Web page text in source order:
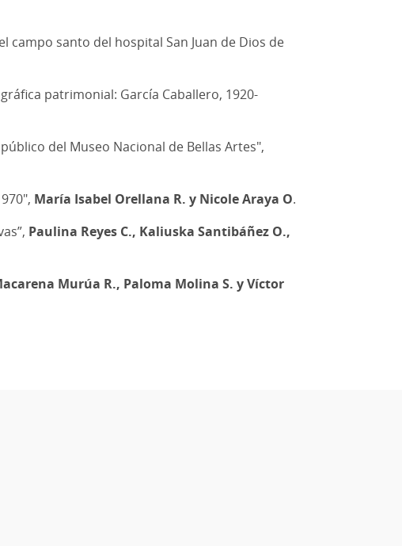
santo del hospital San Juan de Dios de
patrimonial: García Caballero, 1920-
del Museo Nacional de Bellas Artes",
María Isabel Orellana R. y Nicole Araya O.
Paulina Reyes C., Kaliuska Santibáñez O.,
Murúa R., Paloma Molina S. y Víctor